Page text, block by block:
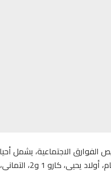
الفوارق الاجتماعية، يشمل
قدور، أولاد زهرة، المغاربة،